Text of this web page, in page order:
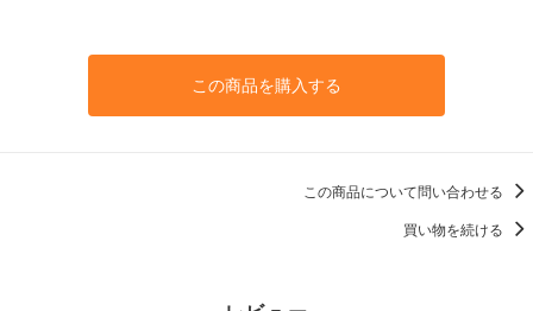
この商品を購入する
この商品について問い合わせる
買い物を続ける